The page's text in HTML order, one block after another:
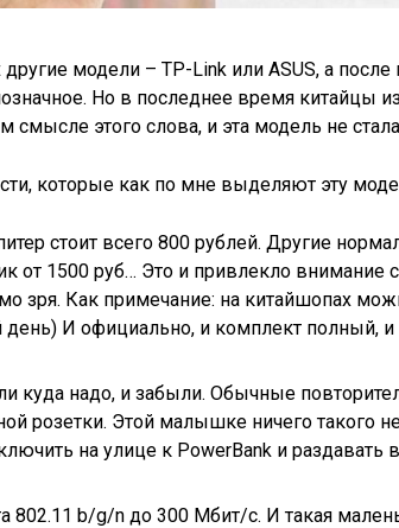
модели – TP-Link или ASUS, а после
Но в последнее время китайцы
смысле этого слова, и эта модель не
которые как по мне выделяют эту
стоит всего 800 рублей. Другие
от 1500 руб… Это и привлекло внимание
зря. Как примечание: на китайшопах
день) И официально, и комплект полный,
куда надо, и забыли. Обычные
розетки. Этой малышке ничего такого
на улице к PowerBank и раздавать
802.11 b/g/n до 300 Мбит/с. И такая